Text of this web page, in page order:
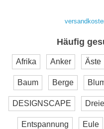
Häufig
Afrika Anker Äste
Baum Berge
DESIGNSCAPE
Entspannung Eule